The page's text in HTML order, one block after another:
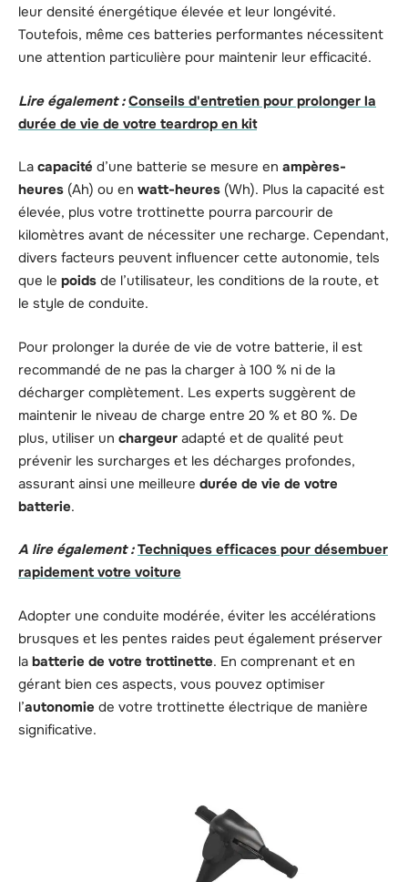
leur densité énergétique élevée et leur longévité.
Toutefois, même ces batteries performantes nécessitent
une attention particulière pour maintenir leur efficacité.
Lire également : Conseils d'entretien pour prolonger la
durée de vie de votre teardrop en kit
La capacité d’une batterie se mesure en ampères-
heures (Ah) ou en watt-heures (Wh). Plus la capacité est
élevée, plus votre trottinette pourra parcourir de
kilomètres avant de nécessiter une recharge. Cependant,
divers facteurs peuvent influencer cette autonomie, tels
que le poids de l’utilisateur, les conditions de la route, et
le style de conduite.
Pour prolonger la durée de vie de votre batterie, il est
recommandé de ne pas la charger à 100 % ni de la
décharger complètement. Les experts suggèrent de
maintenir le niveau de charge entre 20 % et 80 %. De
plus, utiliser un chargeur adapté et de qualité peut
prévenir les surcharges et les décharges profondes,
assurant ainsi une meilleure durée de vie de votre
batterie.
A lire également : Techniques efficaces pour désembuer
rapidement votre voiture
Adopter une conduite modérée, éviter les accélérations
brusques et les pentes raides peut également préserver
la batterie de votre trottinette. En comprenant et en
gérant bien ces aspects, vous pouvez optimiser
l’autonomie de votre trottinette électrique de manière
significative.